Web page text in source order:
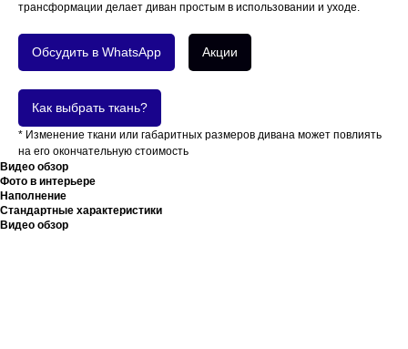
трансформации делает диван простым в использовании и уходе.
Обсудить в WhatsApp Акции
Как выбрать ткань?
* Изменение ткани или габаритных размеров дивана может повлиять
на его окончательную стоимость
Видео обзор
Фото в интерьере
Наполнение
Стандартные характеристики
Видео обзор